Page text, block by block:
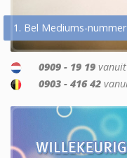
1. Bel Mediums-
0909 - 19 19
0903 - 416 42